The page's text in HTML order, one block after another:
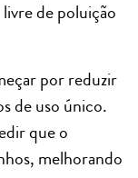
de poluição
por reduzir
de uso único.
que o
melhorando